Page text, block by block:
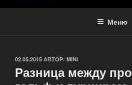
Меню
ОПУБЛИКОВАНО
02.05.2015 АВТОР: MINI
Разница между